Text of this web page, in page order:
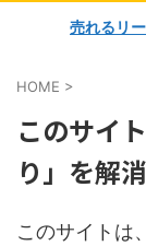
売れるリ
HOME >
このサイ
り」を解
このサイトは